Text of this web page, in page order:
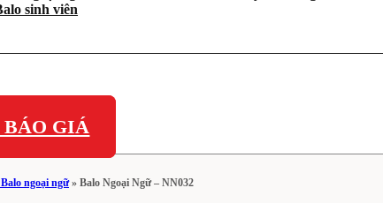
sinh viên
BÁO GIÁ
ngoại ngữ» Balo Ngoại Ngữ – NN032